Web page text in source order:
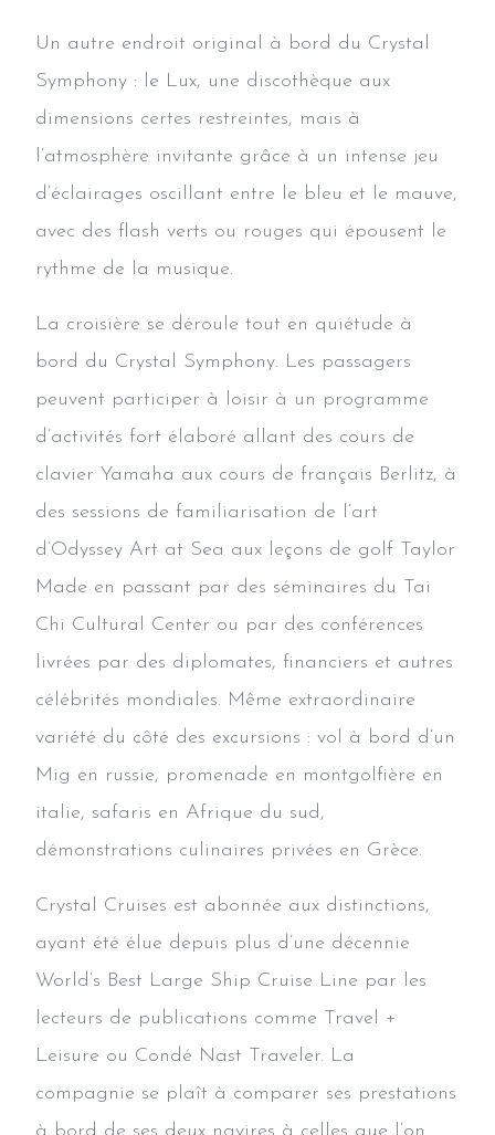
Un autre endroit original à bord du Crystal
Symphony : le Lux, une discothèque aux
dimensions certes restreintes, mais à
l’atmosphère invitante grâce à un intense jeu
d’éclairages oscillant entre le bleu et le mauve,
avec des flash verts ou rouges qui épousent le
rythme de la musique.
La croisière se déroule tout en quiétude à
bord du Crystal Symphony. Les passagers
peuvent participer à loisir à un programme
d’activités fort élaboré allant des cours de
clavier Yamaha aux cours de français Berlitz, à
des sessions de familiarisation de l’art
d’Odyssey Art at Sea aux leçons de golf Taylor
Made en passant par des séminaires du Tai
Chi Cultural Center ou par des conférences
livrées par des diplomates, financiers et autres
célébrités mondiales. Même extraordinaire
variété du côté des excursions : vol à bord d’un
Mig en russie, promenade en montgolfière en
italie, safaris en Afrique du sud,
démonstrations culinaires privées en Grèce.
Crystal Cruises est abonnée aux distinctions,
ayant été élue depuis plus d’une décennie
World’s Best Large Ship Cruise Line par les
lecteurs de publications comme Travel +
Leisure ou Condé Nast Traveler. La
compagnie se plaît à comparer ses prestations
à bord de ses deux navires à celles que l’on